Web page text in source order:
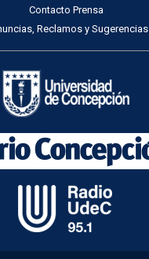
Contacto Prensa
Reclamos y Sugerencias